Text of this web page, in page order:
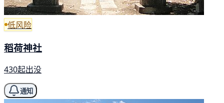
低风险
稻荷神社
430起出没
通知